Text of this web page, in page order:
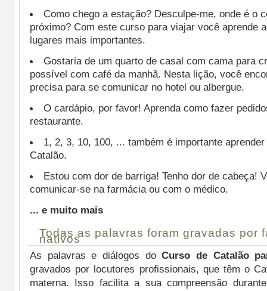
Como chego a estação? Desculpe-me, onde é o
próximo? Com este curso para viajar você aprende
lugares mais importantes.
Gostaria de um quarto de casal com cama para
possível com café da manhã. Nesta lição, você
precisa para se comunicar no hotel ou albergue.
O cardápio, por favor! Aprenda como fazer
restaurante.
1, 2, 3, 10, 100, ... também é importante
Catalão.
Estou com dor de barriga! Tenho dor de cabeça!
comunicar-se na farmácia ou com o médico.
... e muito mais
Todas as palavras foram gravadas por
nativos
As palavras e diálogos doCurso de Catalão
gravados por locutores profissionais, que têm o
materna. Isso facilita a sua compreensão